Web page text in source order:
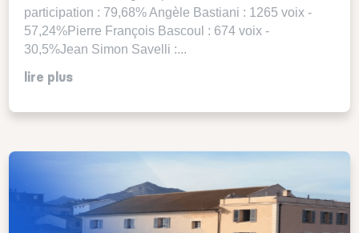
participation : 79,68% Angèle Bastiani : 1265 voix -
57,24%Pierre François Bascoul : 674 voix -
30,5%Jean Simon Savelli :...
lire plus